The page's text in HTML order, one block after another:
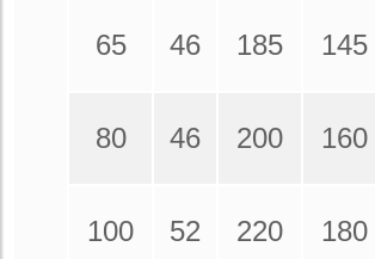
65 46 185 145
80 46 200 160
100 52 220 180